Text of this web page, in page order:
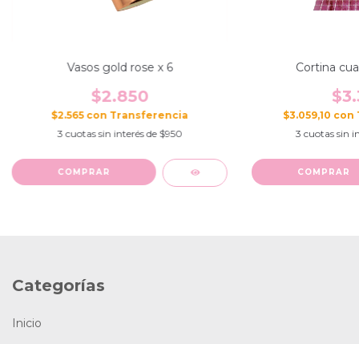
Vasos gold rose x 6
$2.850
$2.565 con
3 cuotas sin interés de $950
Cortina
$3.059,10 con
3 cuotas sin
Categorías
Inicio